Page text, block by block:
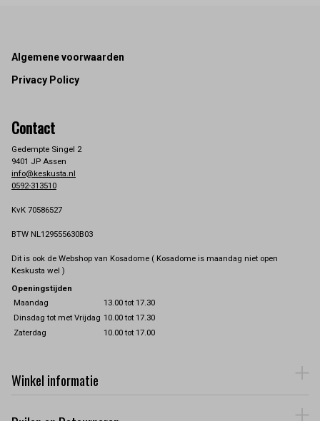
Footer
Algemene voorwaarden
Privacy Policy
Contact
Gedempte Singel 2
9401 JP Assen
info@keskusta.nl
0592-313510
KvK 70586527
BTW NL129555630B03
Dit is ook de Webshop van Kosadome ( Kosadome is maandag niet open
Keskusta wel )
Openingstijden
Maandag
13.00 tot 17.30
Dinsdag tot met Vrijdag 10.00 tot 17.30
Zaterdag
10.00 tot 17.00
Winkel informatie